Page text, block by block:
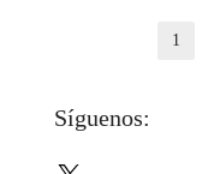
entradas
1
Síguenos: